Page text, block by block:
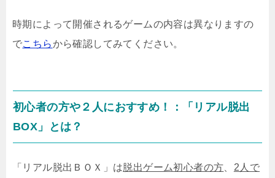
時期によって開催されるゲームの内容は異なりますの
でこちらから確認してみてください。
初心者の方や２人におすすめ！：「リアル脱出
BOX」とは？
「リアル脱出ＢＯＸ」は脱出ゲーム初心者の方、 2人で